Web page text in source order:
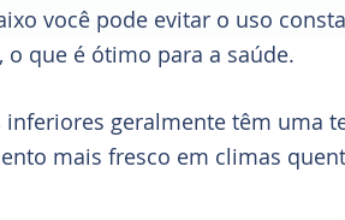
você pode evitar o uso
o que é ótimo para a saúde.
inferiores geralmente têm uma
mais fresco em climas